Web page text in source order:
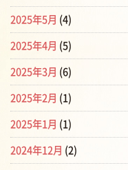
2025年5月 (4)
2025年4月 (5)
2025年3月 (6)
2025年2月 (1)
2025年1月 (1)
2024年12月 (2)